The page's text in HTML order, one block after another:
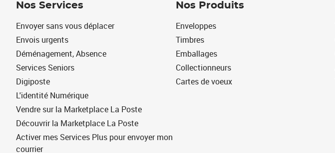
Nos Services
Envoyer sans vous déplacer
Envois urgents
Déménagement, Absence
Services Seniors
Digiposte
L'identité Numérique
Vendre sur la Marketplace La Poste
Découvrir la Marketplace La Poste
Activer mes Services Plus pour envoyer mon
courrier
Nos Produits
Enveloppes
Timbres
Emballages
Collectionneurs
Cartes de voeux